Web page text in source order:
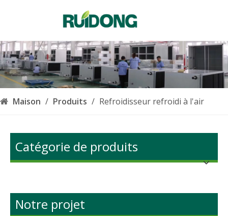
简体中文
العربية
Español
한국어
Maison / Produits / Refroidisseur refroidi à l'air
Catégorie de produits
Notre projet
Ventilo-convecteur horizontal dissimulé en Irak